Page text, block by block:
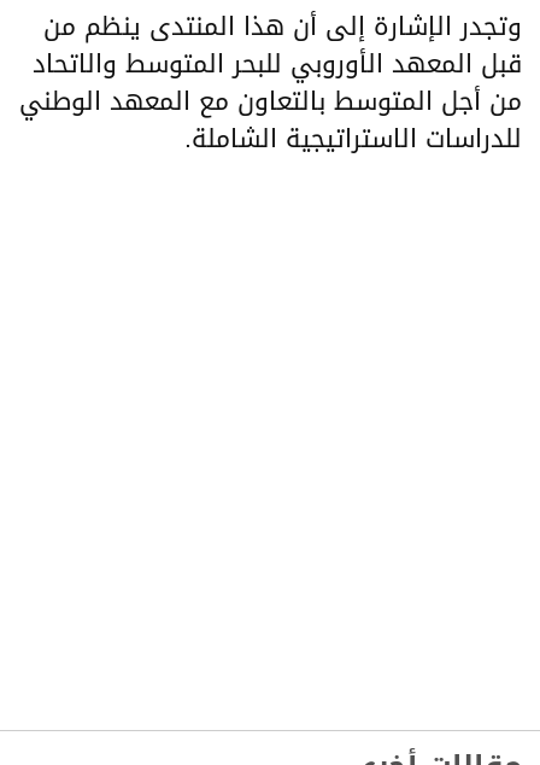
وتجدر الإشارة إلى أن هذا المنتدى ينظم من
قبل المعهد الأوروبي للبحر المتوسط والاتحاد
من أجل المتوسط بالتعاون مع المعهد الوطني
للدراسات الاستراتيجية الشاملة.